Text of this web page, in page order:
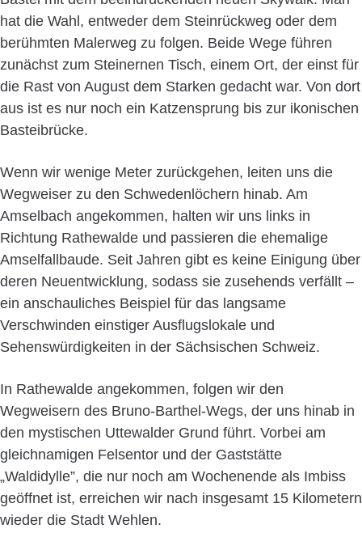
hat die Wahl, entweder dem Steinrückweg oder dem
berühmten Malerweg zu folgen. Beide Wege führen
zunächst zum Steinernen Tisch, einem Ort, der einst für
die Rast von August dem Starken gedacht war. Von dort
aus ist es nur noch ein Katzensprung bis zur ikonischen
Basteibrücke.
Wenn wir wenige Meter zurückgehen, leiten uns die
Wegweiser zu den Schwedenlöchern hinab. Am
Amselbach angekommen, halten wir uns links in
Richtung Rathewalde und passieren die ehemalige
Amselfallbaude. Seit Jahren gibt es keine Einigung über
deren Neuentwicklung, sodass sie zusehends verfällt –
ein anschauliches Beispiel für das langsame
Verschwinden einstiger Ausflugslokale und
Sehenswürdigkeiten in der Sächsischen Schweiz.
In Rathewalde angekommen, folgen wir den
Wegweisern des Bruno-Barthel-Wegs, der uns hinab in
den mystischen Uttewalder Grund führt. Vorbei am
gleichnamigen Felsentor und der Gaststätte
„Waldidylle”, die nur noch am Wochenende als Imbiss
geöffnet ist, erreichen wir nach insgesamt 15 Kilometern
wieder die Stadt Wehlen.